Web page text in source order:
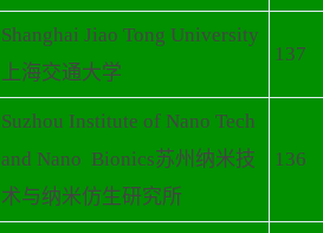
Shanghai Jiao Tong University
上海交通大学
137
Suzhou Institute of Nano Tech
and Nano Bionics苏州纳米技
术与纳米仿生研究所
136